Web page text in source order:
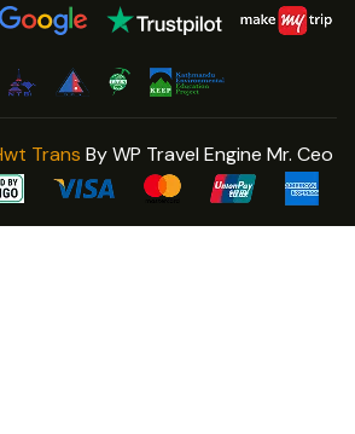
Trans By WP Travel Engine Mr. Ceo